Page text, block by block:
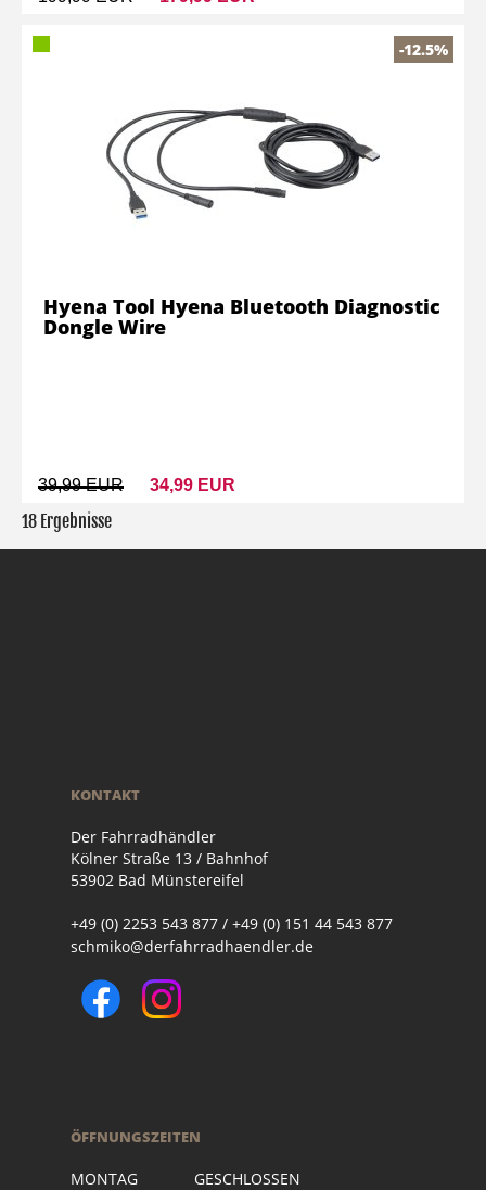
-12.5%
39,99 EUR 34,99 EUR
Hyena Tool Hyena Bluetooth Diagnostic
Dongle Wire
18 Ergebnisse
KONTAKT
Der Fahrradhändler
Kölner Straße 13 / Bahnhof
53902 Bad Münstereifel
+49 (0) 2253 543 877 / +49 (0) 151 44 543 877
schmiko@derfahrradhaendler.de
ÖFFNUNGSZEITEN
MONTAG GESCHLOSSEN